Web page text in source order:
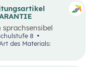
“Reich werden
6, Schulstufe 7, Schulstufe 8